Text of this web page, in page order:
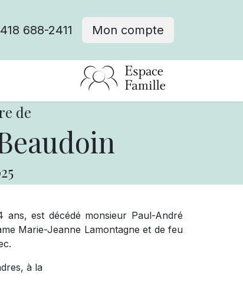
418 688-2411 Mon compte
de
est décédé monsieur Paul-André
Marie-Jeanne Lamontagne et de feu
à la